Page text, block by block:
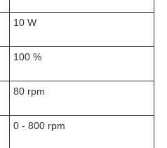
10 W
100 %
80 rpm
0 - 800 rpm